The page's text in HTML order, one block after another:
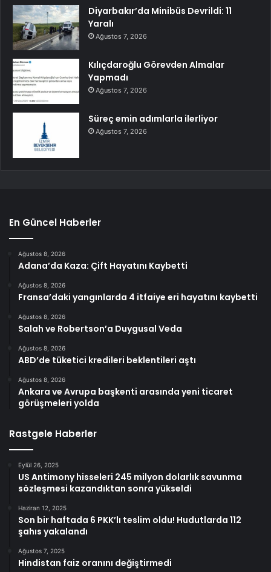
Diyarbakır’da Minibüs Devrildi: 11
Yaralı
Ağustos 7, 2026
Kılıçdaroğlu Görevden Almalar
Yapmadı
Ağustos 7, 2026
Süreç emin adımlarla ilerliyor
Ağustos 7, 2026
En Güncel Haberler
Ağustos 8, 2026
Adana’da Kaza: Çift Hayatını Kaybetti
Ağustos 8, 2026
Fransa’daki yangınlarda 4 itfaiye eri hayatını kaybetti
Ağustos 8, 2026
Salah ve Robertson’a Duygusal Veda
Ağustos 8, 2026
ABD’de tüketici kredileri beklentileri aştı
Ağustos 8, 2026
Ankara ve Avrupa başkenti arasında yeni ticaret
görüşmeleri yolda
Rastgele Haberler
Eylül 26, 2025
US Antimony hisseleri 245 milyon dolarlık savunma
sözleşmesi kazandıktan sonra yükseldi
Haziran 12, 2025
Son bir haftada 6 PKK’lı teslim oldu! Hudutlarda 112
şahıs yakalandı
Ağustos 7, 2025
Hindistan faiz oranını değiştirmedi